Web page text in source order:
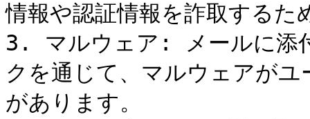
情報や認証情報を詐取するた
3. マルウェア: メールに添
クを通じて、マルウェアが
があります。